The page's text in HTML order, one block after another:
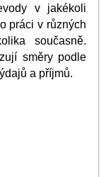
v jakékoli
práci v různých
současně.
směry podle
a příjmů.